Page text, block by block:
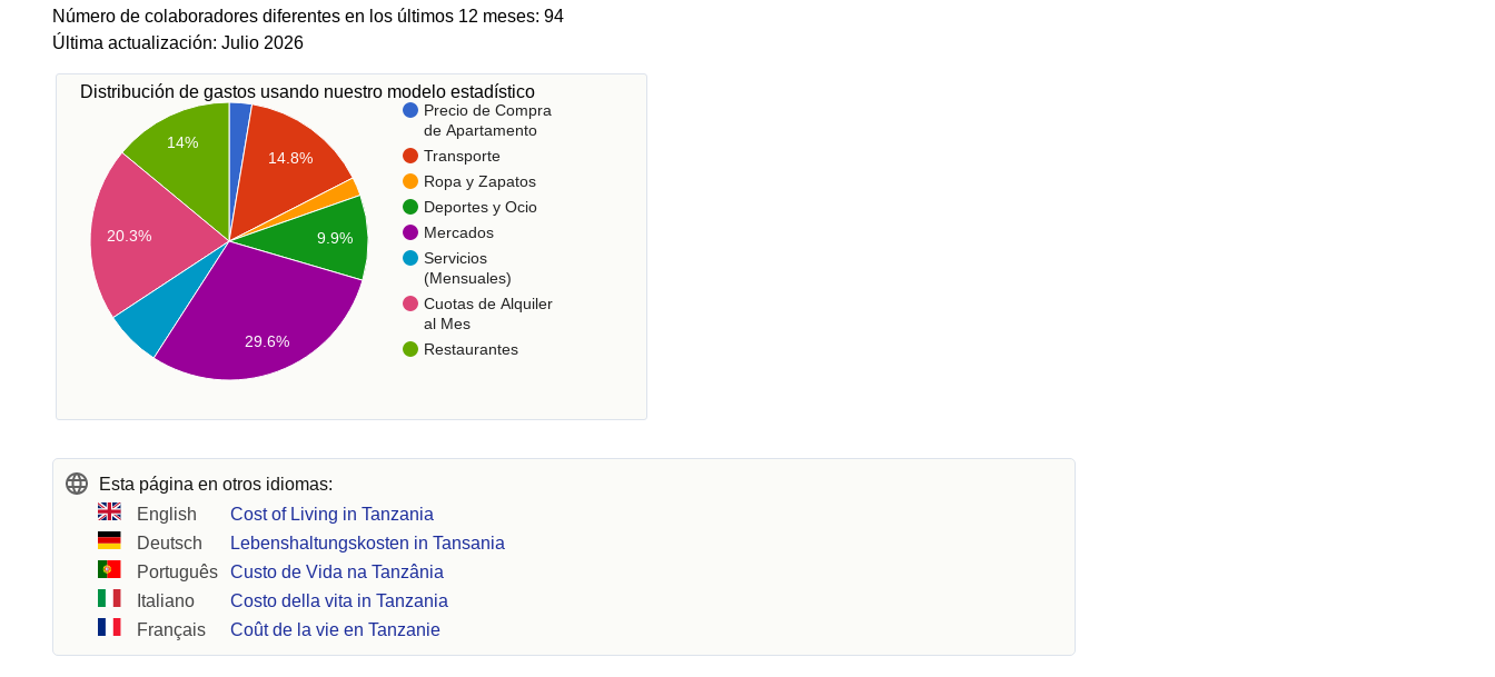
Número de colaboradores diferentes en los últimos 12 meses: 94
Última actualización: Julio 2026
Distribución de gastos usando nuestro modelo estadístico
Precio de Compra
de Apartamento
Transporte
Ropa y Zapatos
Deportes y Ocio
Mercados
Servicios
(Mensuales)
Cuotas de Alquiler
al Mes
Restaurantes
14.8%
9.9%
14%
20.3%
29.6%
Esta página en otros idiomas:
English
Cost of Living in Tanzania
Deutsch
Lebenshaltungskosten in Tansania
Português
Custo de Vida na Tanzânia
Italiano
Costo della vita in Tanzania
Français
Coût de la vie en Tanzanie